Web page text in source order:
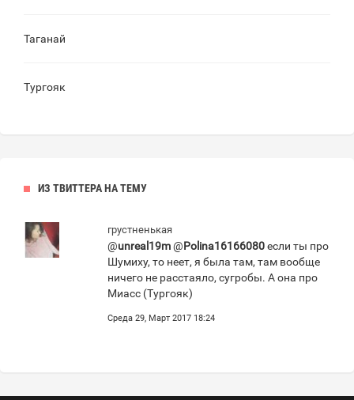
Таганай
Тургояк
ИЗ ТВИТТЕРА НА ТЕМУ
грустненькая
@unreal19m@Polina16166080если ты про
Шумиху, то неет, я была там, там вообще
ничего не расстаяло, сугробы. А она про
Миасс (Тургояк)
Среда 29, Март 2017 18:24